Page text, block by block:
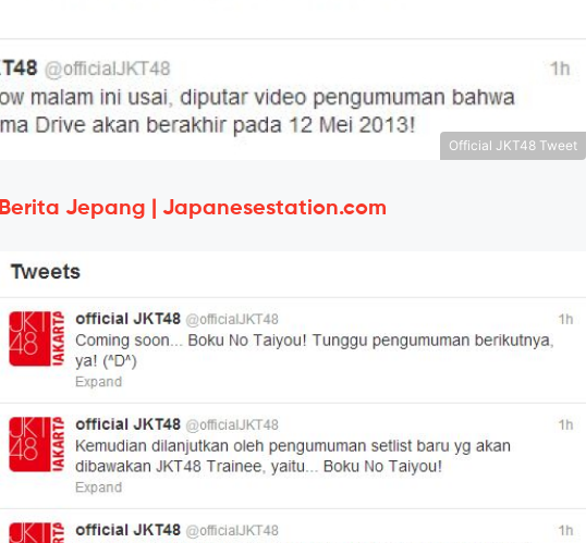
Official JKT48 Tweet
Berita Jepang | Japanesestation.com